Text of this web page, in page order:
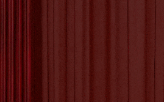
architectuur, Turkije
diversiteit en levendige
de hele wereld blijft
Gewoonten
Tagged with: baklava
familiebanden